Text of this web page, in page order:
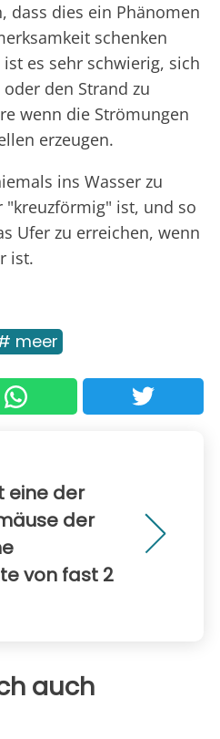
dass dies ein Phänomen
schenken
es sehr schwierig, sich
den Strand zu
wenn die Strömungen
erzeugen.
ins Wasser zu
"kreuzförmig" ist, und so
Ufer zu erreichen, wenn
ist.
meer
eine der
der
von fast 2
auch